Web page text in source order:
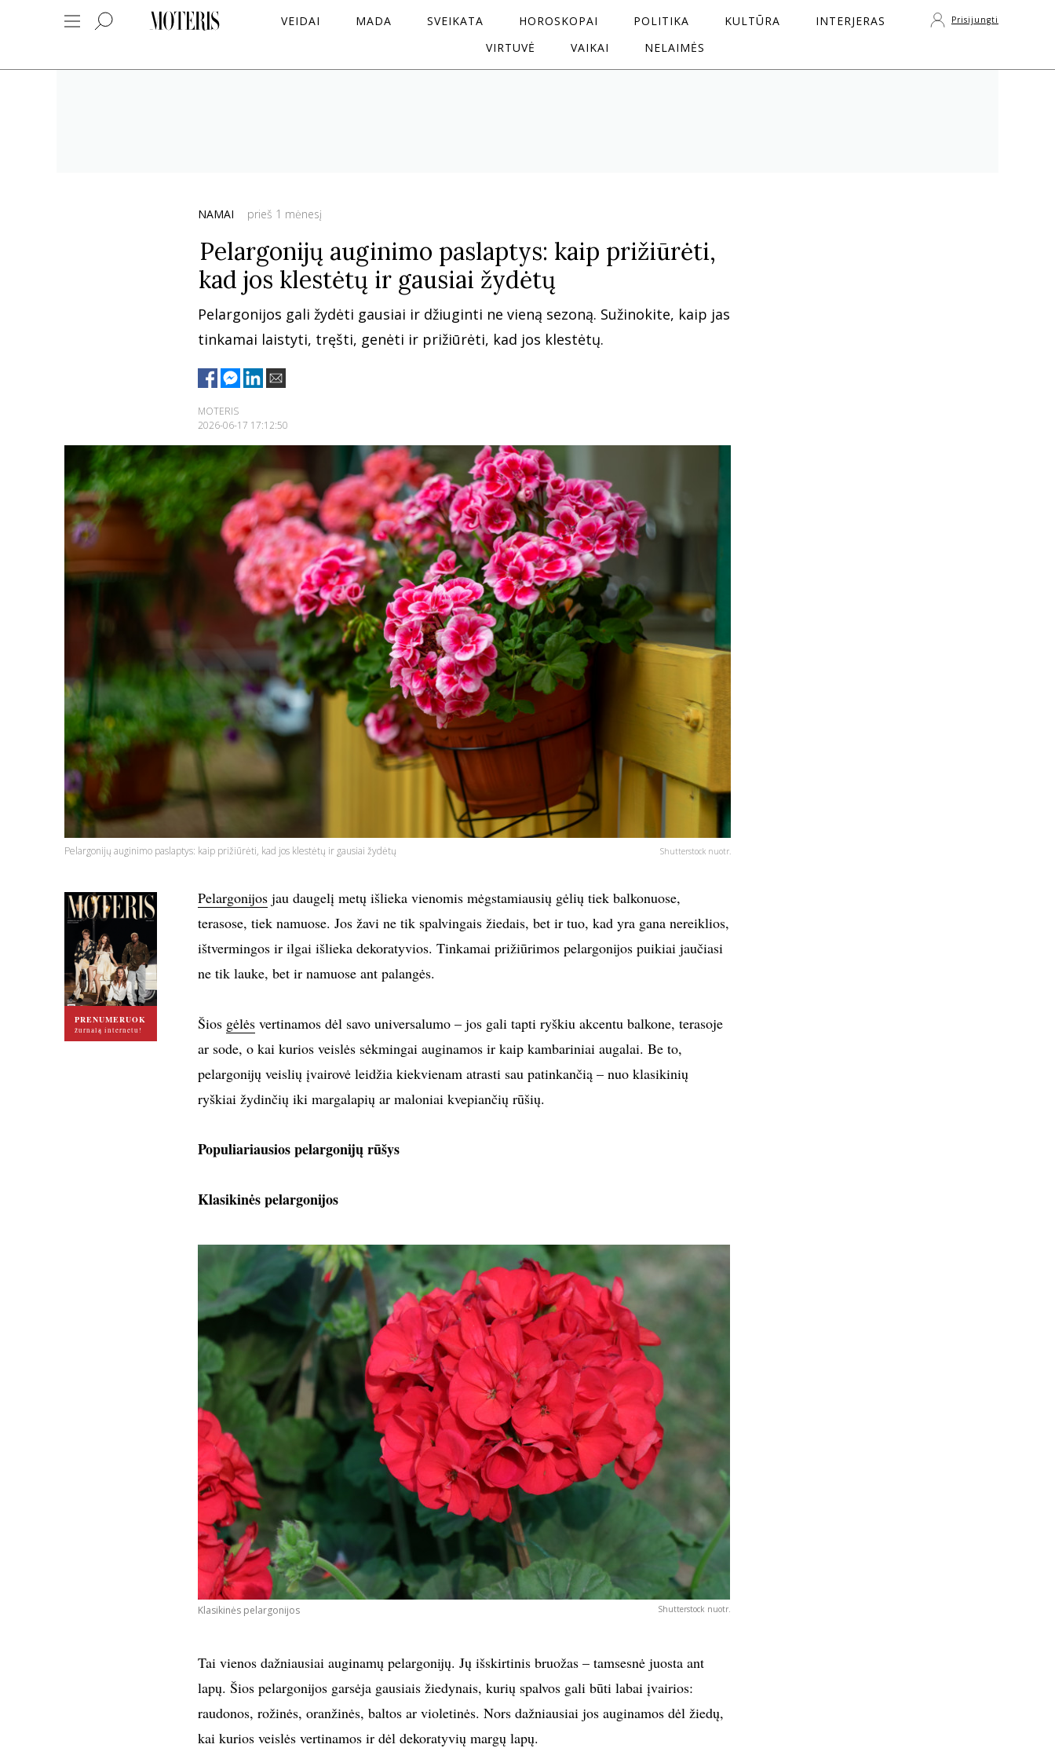
VEIDAI MADA SVEIKATA HOROSKOPAI POLITIKA KULTŪRA
INTERJERAS
VIRTUVĖ
VAIKAI NELAIMĖS
Prisijungti
NAMAI prieš 1 mėnesį
Pelargonijų auginimo paslaptys: kaip prižiūrėti,
kad jos klestėtų ir gausiai žydėtų
Pelargonijos gali žydėti gausiai ir džiuginti ne vieną sezoną. Sužinokite, kaip jas
tinkamai laistyti, tręšti, genėti ir prižiūrėti, kad jos klestėtų.
MOTERIS
2026-06-17 17:12:50
Pelargonijų auginimo paslaptys: kaip prižiūrėti, kad jos klestėtų ir gausiai žydėtų Shutterstock nuotr.
PRENUMERUOK
žurnalą internetu!
Pelargonijosjau daugelį metų išlieka vienomis mėgstamiausių gėlių tiek balkonuose,
terasose, tiek namuose. Jos žavi ne tik spalvingais žiedais, bet ir tuo, kad yra gana nereiklios,
ištvermingos ir ilgai išlieka dekoratyvios. Tinkamai prižiūrimos pelargonijos puikiai jaučiasi
ne tik lauke, bet ir namuose ant palangės.
Šios gėlėsvertinamos dėl savo universalumo – jos gali tapti ryškiu akcentu balkone, terasoje
ar sode, o kai kurios veislės sėkmingai auginamos ir kaip kambariniai augalai. Be to,
pelargonijų veislių įvairovė leidžia kiekvienam atrasti sau patinkančią – nuo klasikinių
ryškiai žydinčių iki margalapių ar maloniai kvepiančių rūšių.
Populiariausios pelargonijų rūšys
Klasikinės pelargonijos
Klasikinės pelargonijos Shutterstock nuotr.
Tai vienos dažniausiai auginamų pelargonijų. Jų išskirtinis bruožas – tamsesnė juosta ant
lapų. Šios pelargonijos garsėja gausiais žiedynais, kurių spalvos gali būti labai įvairios:
raudonos, rožinės, oranžinės, baltos ar violetinės. Nors dažniausiai jos auginamos dėl žiedų,
kai kurios veislės vertinamos ir dėl dekoratyvių margų lapų.